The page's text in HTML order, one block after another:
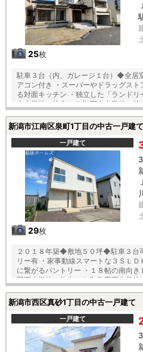
25枚
駐車３台（内、ガレージ１台）◆全居
アコン付き ・スーパーやドラッグス
る対面キッチン ・独立した「ランドリースペ
山小学校 徒歩１７分 下山中学校 徒歩２０分 【おすすめ
用！プリント類もすっきり整理 ・ＬＤ
和室が隣接 ・全居室に収納付き！通気
新潟市江南区泉町1丁目の中古一戸建て
一戸建て
29枚
２０１８年築◆敷地５０坪◆駐車３台
リー有 ・家事動線スマートな３ＳＬ
に繋がるパントリー ・１８帖の南向きＬＤＫ
田西小学校 徒歩１３分 亀田西中学校 徒歩７分 【お
ークスルーで主寝室と洗面室が繋がる
当り良好な洗面所 ・各階トイレ完備で
新潟市西区真砂1丁目の中古一戸建て
一戸建て